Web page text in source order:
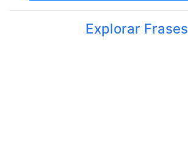
Explorar Frases